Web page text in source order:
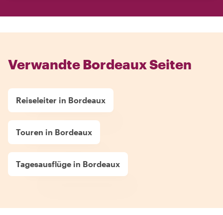
Verwandte Bordeaux Seiten
Reiseleiter in Bordeaux
Touren in Bordeaux
Tagesausflüge in Bordeaux